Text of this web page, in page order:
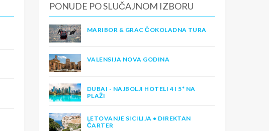
PONUDE PO SLUČAJNOM IZBORU
MARIBOR & GRAC ČOKOLADNA TURA
VALENSIJA NOVA GODINA
DUBAI - NAJBOLJI HOTELI 4 I 5* NA
PLAŽI
LETOVANJE SICILIJA • DIREKTAN
ČARTER